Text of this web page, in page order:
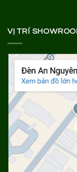
VỊ TRÍ